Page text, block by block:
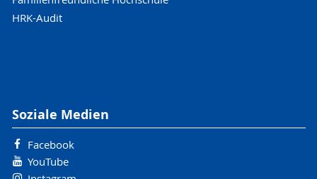
HRK-Audit
Soziale Medien
Facebook
YouTube